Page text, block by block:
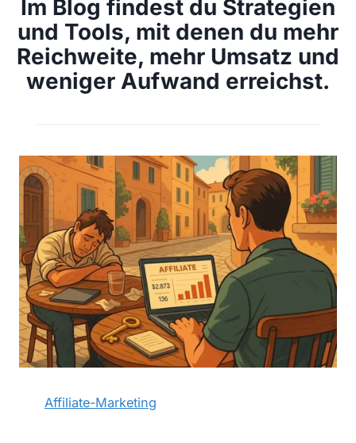
Im Blog findest du Strategien
und Tools, mit denen du mehr
Reichweite, mehr Umsatz und
weniger Aufwand erreichst.
Affiliate-Marketing